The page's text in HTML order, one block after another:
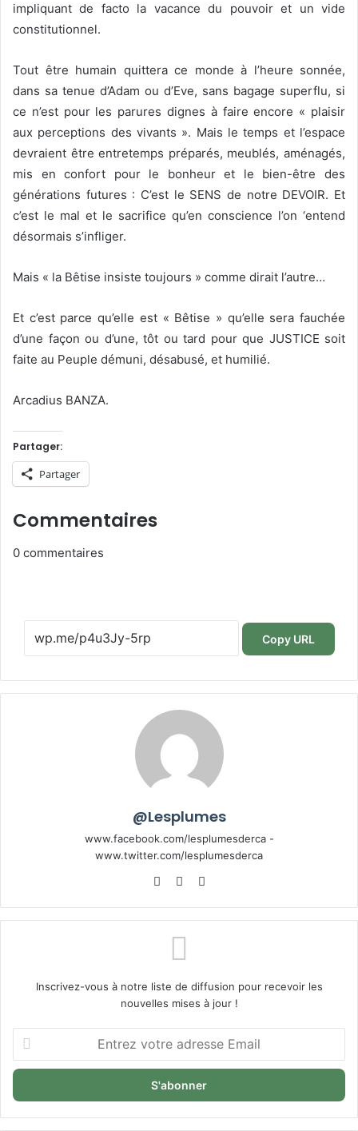
impliquant de facto la vacance du pouvoir et un vide
constitutionnel.
Tout être humain quittera ce monde à l’heure sonnée,
dans sa tenue d’Adam ou d’Eve, sans bagage superflu, si
ce n’est pour les parures dignes à faire encore « plaisir
aux perceptions des vivants ». Mais le temps et l’espace
devraient être entretemps préparés, meublés, aménagés,
mis en confort pour le bonheur et le bien-être des
générations futures : C’est le SENS de notre DEVOIR. Et
c’est le mal et le sacrifice qu’en conscience l’on ‘entend
désormais s’infliger.
Mais « la Bêtise insiste toujours » comme dirait l’autre…
Et c’est parce qu’elle est « Bêtise » qu’elle sera fauchée
d’une façon ou d’une, tôt ou tard pour que JUSTICE soit
faite au Peuple démuni, désabusé, et humilié.
Arcadius BANZA.
Partager:
Partager
Commentaires
0 commentaires
Copy URL
@Lesplumes
www.facebook.com/lesplumesderca -
www.twitter.com/lesplumesderca
WebsiteFacebook
Inscrivez-vous à notre liste de diffusion pour recevoir les
nouvelles mises à jour !
votre
adresse